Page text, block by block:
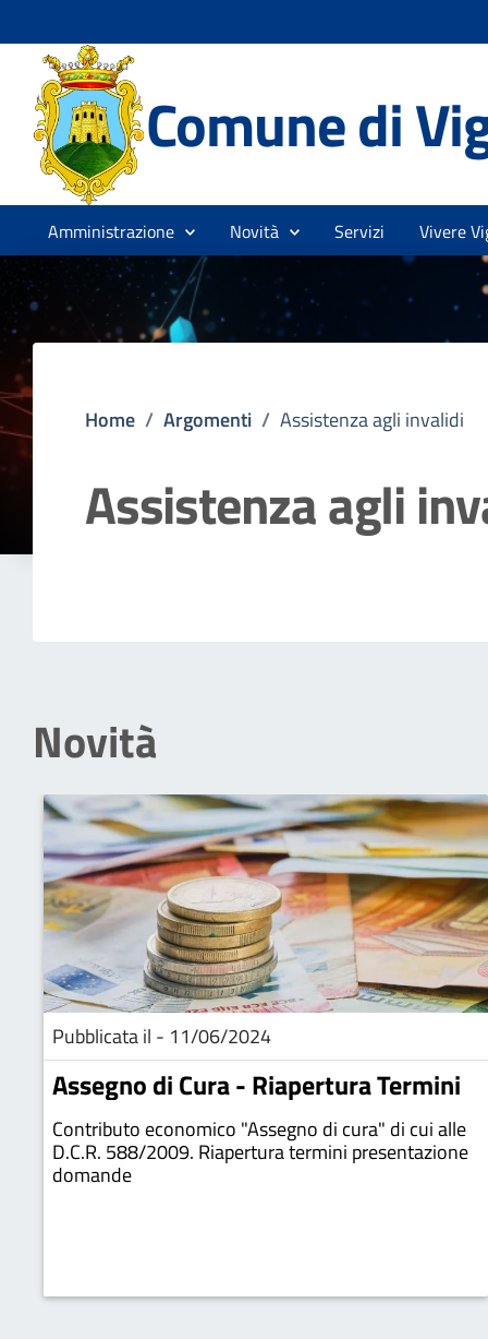
Comune di
Amministrazione Novità Servizi Vivere
Home / Argomenti / Assistenza agli invalidi
Assistenza agli
Novità
Pubblicata il - 11/06/2024
Assegno di Cura - Riapertura Termini
Contributo economico "Assegno di cura" di cui alle
D.C.R. 588/2009. Riapertura termini presentazione
domande